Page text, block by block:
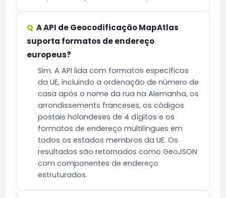
A API de Geocodificação MapAtlas
suporta formatos de endereço
europeus?
Sim. A API lida com formatos específicos
da UE, incluindo a ordenação de número de
casa após o nome da rua na Alemanha, os
arrondissements franceses, os códigos
postais holandeses de 4 dígitos e os
formatos de endereço multilíngues em
todos os estados membros da UE. Os
resultados são retornados como GeoJSON
com componentes de endereço
estruturados.